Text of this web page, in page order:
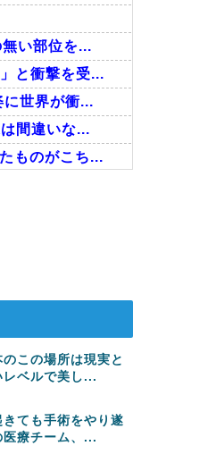
い部位を...
と衝撃を受...
世界が衝...
間違いな...
ものがこち...
」→「英...
この場所は現実と
レベルで美し...
ても手術をやり遂
医療チーム、...